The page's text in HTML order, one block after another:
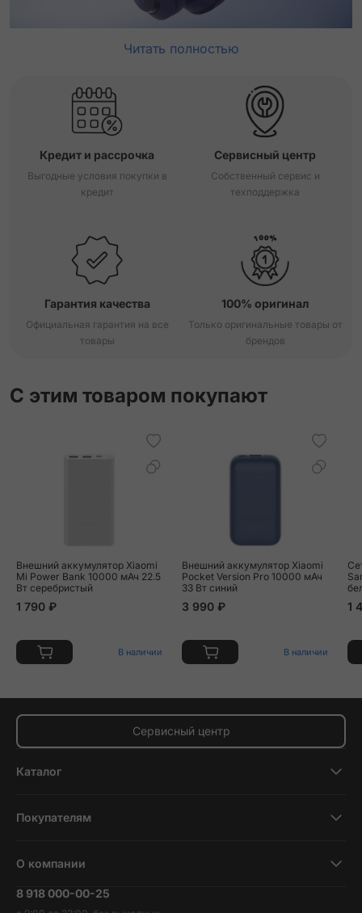
Читать полностью
Кредит и рассрочка
Выгодные условия покупки в
кредит
Сервисный центр
Собственный сервис и
техподдержка
Гарантия качества
Официальная гарантия на все
товары
100% оригинал
Только оригинальные товары от
брендов
С этим товаром покупают
Внешний аккумулятор Xiaomi
Mi Power Bank 10000 мАч 22.5
Вт серебристый
1 790 ₽
В наличии
Внешний аккумулятор Xiaomi
Pocket Version Pro 10000 мАч
33 Вт синий
3 990 ₽
В наличии
1
Сервисный центр
Каталог
Планшеты
Наушники и колонки
Покупателям
Трейд-ин
О компании
Вакансии
8 918 000-00-25